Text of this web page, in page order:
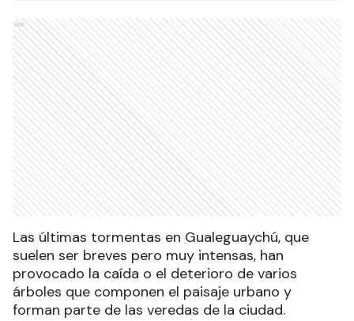
Ads
Las últimas tormentas en Gualeguaychú, que
suelen ser breves pero muy intensas, han
provocado la caída o el deterioro de varios
árboles que componen el paisaje urbano y
forman parte de las veredas de la ciudad.